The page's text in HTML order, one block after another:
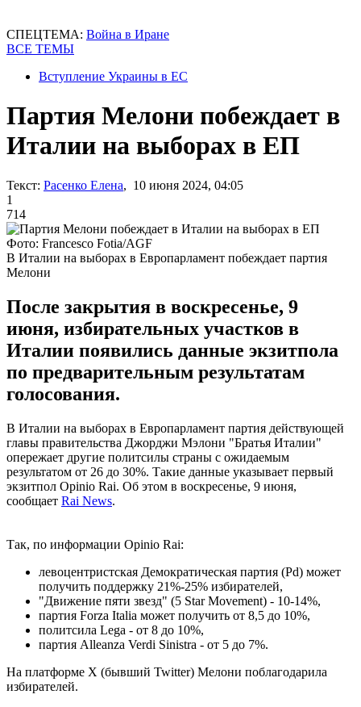
СПЕЦТЕМА: Война в Иране
ВСЕ ТЕМЫ
Вступление Украины в ЕС
Партия Мелони побеждает в
Италии на выборах в ЕП
Текст: Расенко Елена, 10 июня 2024, 04:05
1
714
Фото: Francesco Fotia/AGF
В Италии на выборах в Европарламент побеждает партия
Мелони
После закрытия в воскресенье, 9
июня, избирательных участков в
Италии появились данные экзитпола
по предварительным результатам
голосования.
В Италии на выборах в Европарламент партия действующей
главы правительства Джорджи Мэлони "Братья Италии"
опережает другие политсилы страны с ожидаемым
результатом от 26 до 30%. Такие данные указывает первый
экзитпол Opinio Rai. Об этом в воскресенье, 9 июня,
сообщает Rai News.
Так, по информации Opinio Rai:
левоцентристская Демократическая партия (Pd) может
получить поддержку 21%-25% избирателей,
"Движение пяти звезд" (5 Star Movement) - 10-14%,
партия Forza Italia может получить от 8,5 до 10%,
политсила Lega - от 8 до 10%,
партия Alleanza Verdi Sinistra - от 5 до 7%.
На платформе Х (бывший Twitter) Мелони поблагодарила
избирателей.